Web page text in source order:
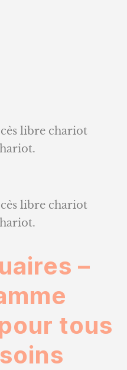
libre chariot
libre chariot
–
tous